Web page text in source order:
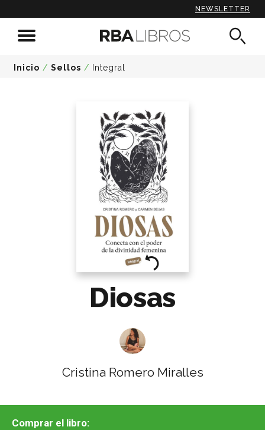
NEWSLETTER
Inicio / Sellos / Integral
Diosas
Cristina Romero Miralles
Comprar el libro: